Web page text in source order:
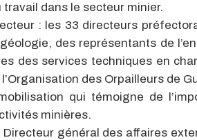
dans le secteur minier.
: les 33 directeurs
des représentants de
des services techniques en
des Orpailleurs de
qui témoigne de
minières.
général des affaires